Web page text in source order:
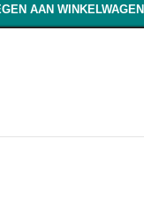
AAN WINKELWAGEN